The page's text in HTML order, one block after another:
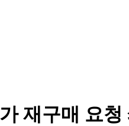
재구매 요청